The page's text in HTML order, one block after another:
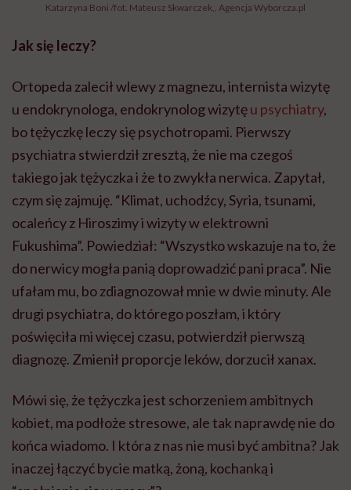
Katarzyna Boni /fot. Mateusz Skwarczek,, Agencja Wyborcza.pl
Jak się leczy?
Ortopeda zalecił wlewy z magnezu, internista wizytę
u endokrynologa, endokrynolog wizytęu psychiatry,
bo tężyczkę leczy się psychotropami. Pierwszy
psychiatra stwierdził zresztą, że nie ma czegoś
takiego jak tężyczka i że to zwykła nerwica. Zapytał,
czym się zajmuję. “Klimat, uchodźcy, Syria, tsunami,
ocaleńcy z Hiroszimy i wizyty w elektrowni
Fukushima”. Powiedział: “Wszystko wskazuje na to, że
do nerwicy mogła panią doprowadzić pani praca”. Nie
ufałam mu, bo zdiagnozował mnie w dwie minuty. Ale
drugi psychiatra, do którego poszłam, i który
poświęciła mi więcej czasu, potwierdził pierwszą
diagnozę. Zmienił proporcje leków, dorzucił xanax.
Mówi się, że tężyczka jest schorzeniem ambitnych
kobiet, ma podłoże stresowe, ale tak naprawdę nie do
końca wiadomo. I która z nas nie musi być ambitna? Jak
inaczej łączyć bycie matką, żoną, kochanką i